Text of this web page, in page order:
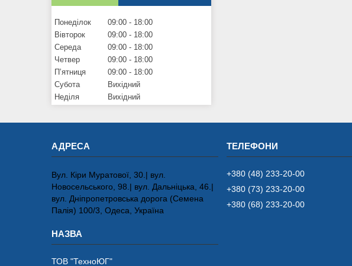
Понеділок 09:00
18:00
Вівторок
09:00
18:00
Середа
09:00
18:00
Четвер
09:00
18:00
Пʼятниця
09:00
18:00
Субота
Вихідний
Неділя
Вихідний
Вул. Кіри Муратової, 30.| вул.
Новосельського, 98.| вул. Дальніцька, 46.|
вул. Дніпропетровська дорога (Семена
Палія) 100/3, Одеса, Україна
ТОВ "ТехноЮГ"
+380 (48) 233-20-00
+380 (73) 233-20-00
+380 (68) 233-20-00